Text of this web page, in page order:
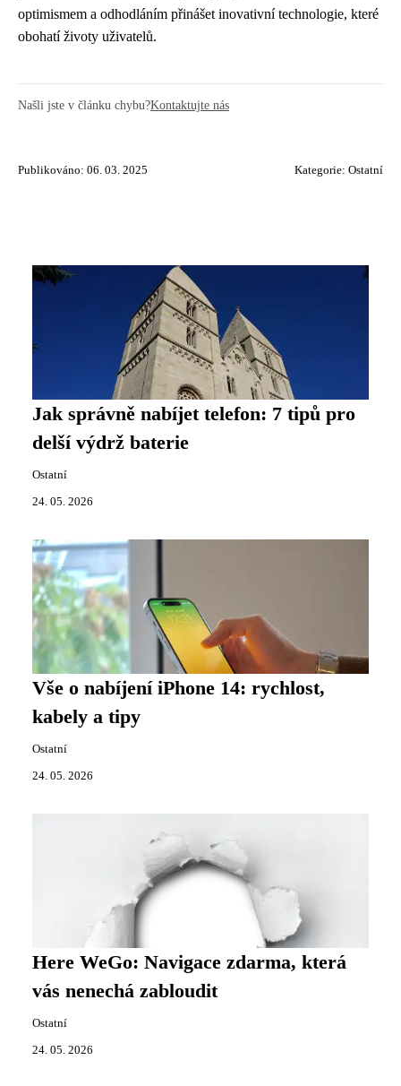
optimismem a odhodláním přinášet inovativní technologie, které
obohatí životy uživatelů.
Našli jste v článku chybu?Kontaktujte nás
Publikováno: 06. 03. 2025 Kategorie: Ostatní
Jak správně nabíjet telefon: 7 tipů pro
delší výdrž baterie
Ostatní
24. 05. 2026
Vše o nabíjení iPhone 14: rychlost,
kabely a tipy
Ostatní
24. 05. 2026
Here WeGo: Navigace zdarma, která
vás nenechá zabloudit
Ostatní
24. 05. 2026